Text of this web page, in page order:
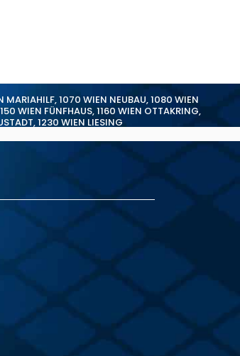
MARIAHILF,1070 WIEN NEUBAU,1080 WIEN
WIEN FÜNFHAUS,1160 WIEN OTTAKRING,
,1230 WIEN LIESING